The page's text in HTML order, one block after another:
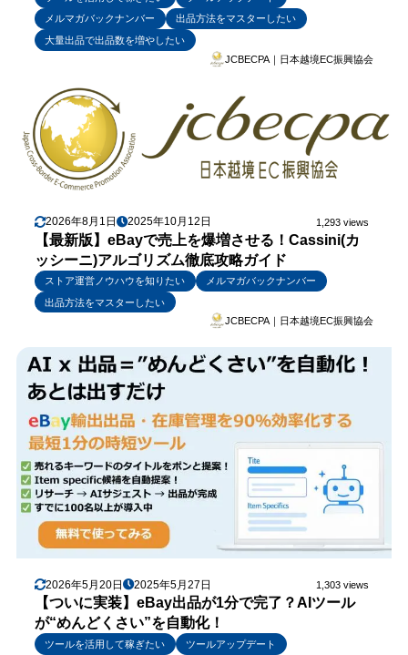
メルマガバックナンバー
出品方法をマスターしたい
大量出品で出品数を増やしたい
JCBECPA｜日本越境EC振興協会
2026年8月1日 2025年10月12日 1,293 views
【最新版】eBayで売上を爆増させる！Cassini(カ
ッシーニ)アルゴリズム徹底攻略ガイド
ストア運営ノウハウを知りたい
メルマガバックナンバー
出品方法をマスターしたい
JCBECPA｜日本越境EC振興協会
2026年5月20日 2025年5月27日 1,303 views
【ついに実装】eBay出品が1分で完了？AIツール
が“めんどくさい”を自動化！
ツールを活用して稼ぎたい
ツールアップデート